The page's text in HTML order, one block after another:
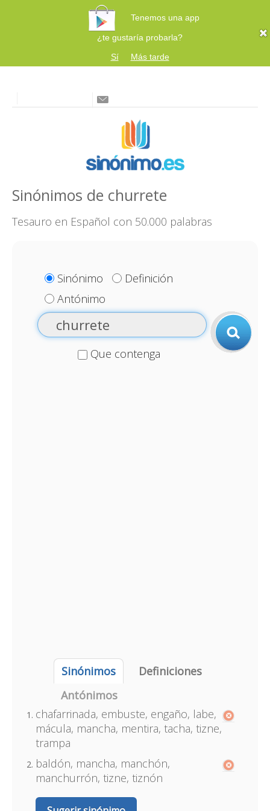
Tenemos una app
¿te gustaría probarla?
Sí
Más tarde
Sinónimos de churrete
Tesauro en Español con 50.000 palabras
Sinónimo
Definición
Antónimo
Que contenga
Sinónimos
Definiciones
Antónimos
chafarrinada, embuste, engaño, labe,
mácula, mancha, mentira, tacha, tizne,
trampa
baldón, mancha, manchón,
manchurrón, tizne, tiznón